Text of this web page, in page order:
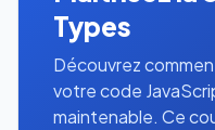
Types
Découvrez
votre code
maintenable. Ce